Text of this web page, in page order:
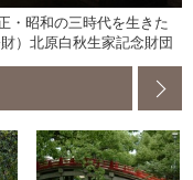
・昭和の三時代を生きた
）北原白秋生家記念財団